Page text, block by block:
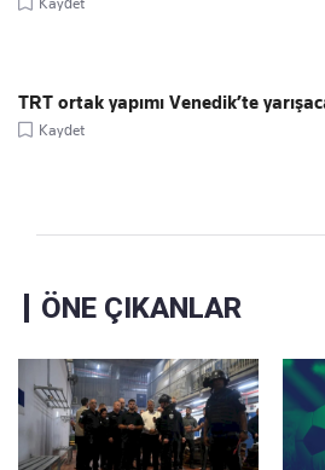
TRT ortak yapımı Venedik’te
Kaydet
ÖNE ÇIKANLAR